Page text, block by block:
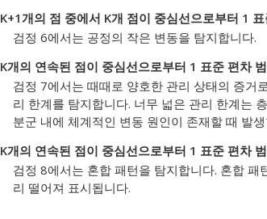
K+1개의 점 중에서 K개 점이 중심선으로부터 1
검정 6에서는 공정의 작은 변동을 탐지합니다.
K개의 연속된 점이 중심선으로부터 1 표준 편차
검정 7에서는 때때로 양호한 관리 상태의 증거
리 한계를 탐지합니다. 너무 넓은 관리 한계는
분군 내에 체계적인 변동 원인이 존재할 때 발
K개의 연속된 점이 중심선으로부터 1 표준 편차
검정 8에서는 혼합 패턴을 탐지합니다. 혼합
리 떨어져 표시됩니다.